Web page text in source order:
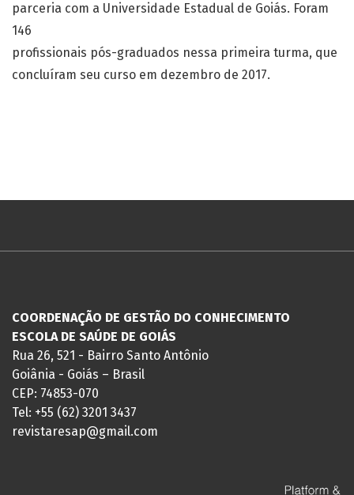
parceria com a Universidade Estadual de Goiás. Foram
146
profissionais pós-graduados nessa primeira turma, que
concluíram seu curso em dezembro de 2017.
COORDENAÇÃO DE GESTÃO DO CONHECIMENTO
ESCOLA DE SAÚDE DE GOIÁS
Rua 26, 521 - Bairro Santo Antônio
Goiânia - Goiás – Brasil
CEP: 74853-070
Tel: +55 (62) 3201 3437
revistaresap@gmail.com